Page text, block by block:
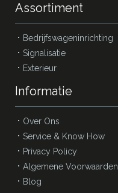
Assortiment
Bedrijfswageninrichting
Signalisatie
Exterieur
Informatie
Over Ons
Service & Know How
Privacy Policy
Algemene Voorwaarden
Blog